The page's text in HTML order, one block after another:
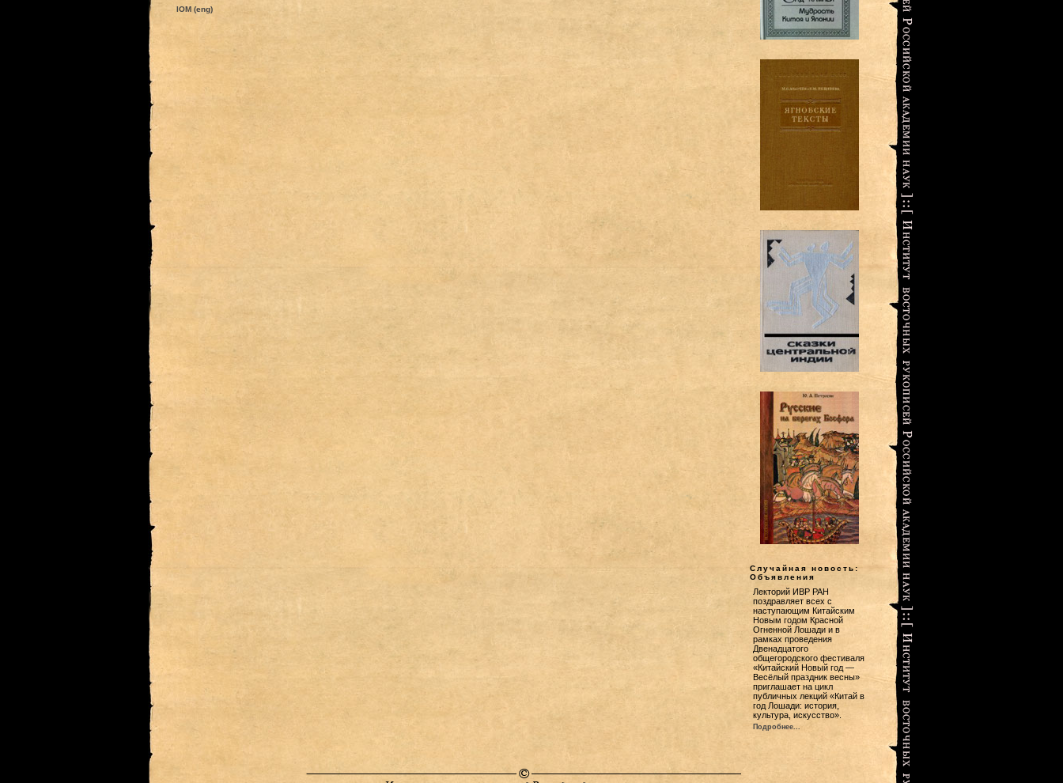
IOM (eng)
Случайная новость:
Объявления
Лекторий ИВР РАН
поздравляет всех с
наступающим Китайским
Новым годом Красной
Огненной Лошади и в
рамках проведения
Двенадцатого
общегородского фестиваля
«Китайский Новый год —
Весёлый праздник весны»
приглашает на цикл
публичных лекций «Китай в
год Лошади: история,
культура, искусство».
Подробнее...